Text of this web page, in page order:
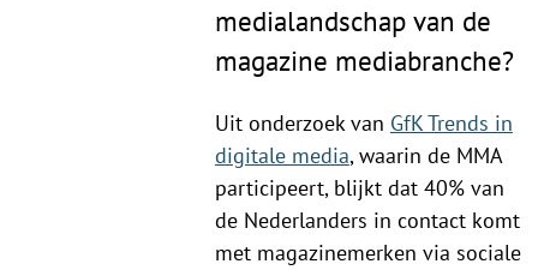
medialandschap van de
magazine mediabranche?
Uit onderzoek van GfK Trends in
digitale media, waarin de MMA
participeert, blijkt dat 40% van
de Nederlanders in contact komt
met magazinemerken via sociale